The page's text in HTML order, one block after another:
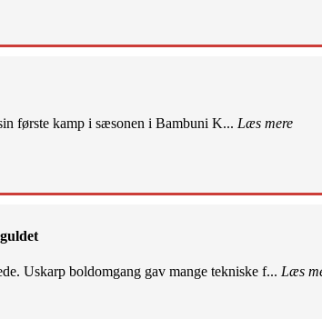
første kamp i sæsonen i Bambuni K... Læs mere
Uskarp boldomgang gav mange tekniske f... Læs